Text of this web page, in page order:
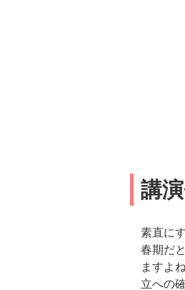
講
素直に
春期だ
ますよ
立への